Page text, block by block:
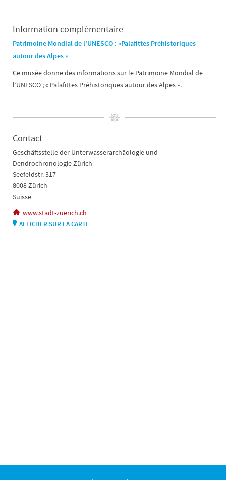
Information complémentaire
Patrimoine Mondial de l’UNESCO : «Palafittes Préhistoriques
autour des Alpes »
Ce musée donne des informations sur le Patrimoine Mondial de
l‘UNESCO ; « Palafittes Préhistoriques autour des Alpes ».
Contact
Geschäftsstelle der Unterwasserarchäologie und
Dendrochronologie Zürich
Seefeldstr. 317
8008 Zürich
Suisse
www.stadt-zuerich.ch
AFFICHER SUR LA CARTE